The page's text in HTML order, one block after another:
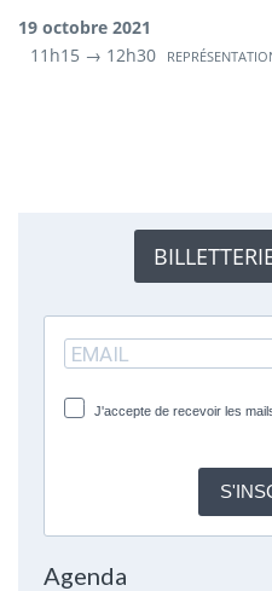
19 octobre 2021
11h15 → 12h30
J'accepte de recevoir les
Agenda